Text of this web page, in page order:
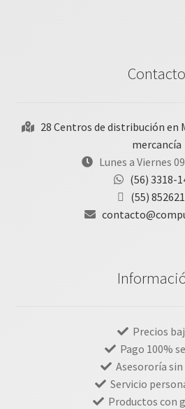
Contacto
28 Centros de distribución en
mercancía
Lunes a Viernes
(56) 3318-
(55)
Precios
Pago 100%
Asesororía
Servicio
Productos con